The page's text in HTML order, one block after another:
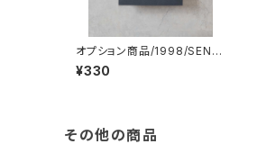
オプション商品/1998/SENTI
FTS アクセサリー・小物用シ
ョッピングバッグ※単品購入不
¥330
その他の商品